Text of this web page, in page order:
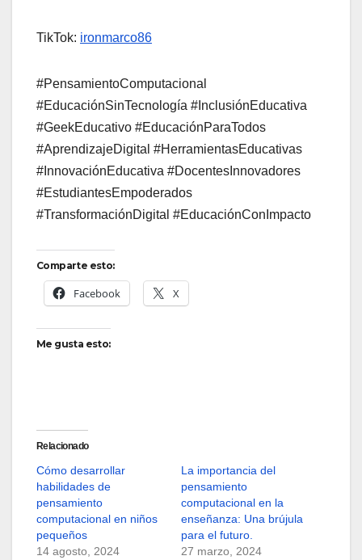
TikTok: ironmarco86
#PensamientoComputacional
#EducaciónSinTecnología #InclusiónEducativa
#GeekEducativo #EducaciónParaTodos
#AprendizajeDigital #HerramientasEducativas
#InnovaciónEducativa #DocentesInnovadores
#EstudiantesEmpoderados
#TransformaciónDigital #EducaciónConImpacto
Comparte esto:
Facebook X
Me gusta esto:
Relacionado
Cómo desarrollar
habilidades de
pensamiento
computacional en niños
pequeños
14 agosto, 2024
La importancia del
pensamiento
computacional en la
enseñanza: Una brújula
para el futuro.
27 marzo, 2024